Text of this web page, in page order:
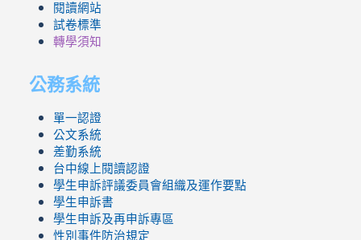
閱讀網站
試卷標準
轉學須知
公務系統
單一認證
公文系統
差勤系統
台中線上閱讀認證
學生申訴評議委員會組織及運作要點
學生申訴書
學生申訴及再申訴專區
性別事件防治規定